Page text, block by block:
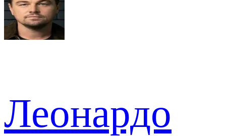
Леонардо